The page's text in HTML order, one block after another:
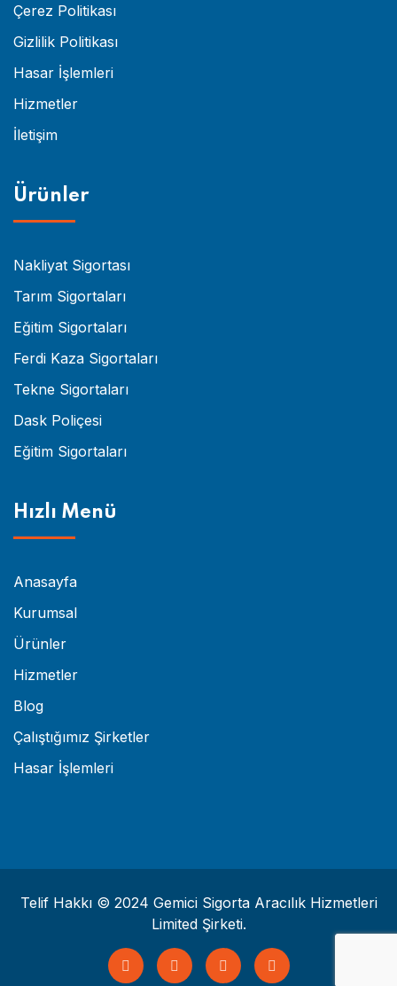
Çerez Politikası
Gizlilik Politikası
Hasar İşlemleri
Hizmetler
İletişim
Ürünler
Nakliyat Sigortası
Tarım Sigortaları
Eğitim Sigortaları
Ferdi Kaza Sigortaları
Tekne Sigortaları
Dask Poliçesi
Eğitim Sigortaları
Hızlı Menü
Anasayfa
Kurumsal
Ürünler
Hizmetler
Blog
Çalıştığımız Şirketler
Hasar İşlemleri
Telif Hakkı © 2024 Gemici Sigorta Aracılık Hizmetleri
Limited Şirketi.